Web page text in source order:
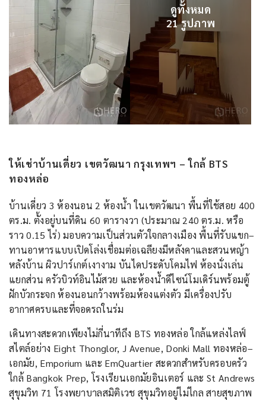
ดูทั้งหมด
21 รูปภาพ
ให้เช่าบ้านเดี่ยว เขตวัฒนา กรุงเทพฯ – ใกล้ BTS
ทองหล่อ
บ้านเดี่ยว 3 ห้องนอน 2 ห้องน้ำ ในเขตวัฒนา พื้นที่ใช้สอย 400
ตร.ม. ตั้งอยู่บนที่ดิน 60 ตารางวา (ประมาณ 240 ตร.ม. หรือ
ราว 0.15 ไร่) มอบความเป็นส่วนตัวใจกลางเมือง พื้นที่รับแขก–
ทานอาหารแบบเปิดโล่งเชื่อมต่อเฉลียงมีหลังคาและสวนหญ้า
หลังบ้าน ผิวปาร์เกต์เงางาม บันไดประดับโคมไฟ ห้องนั่งเล่น
แยกส่วน ครัวบิวท์อินไม้สวย และห้องน้ำดีไซน์โมเดิร์นพร้อมตู้
ฝักบัวกระจก ห้องนอนกว้างพร้อมห้องแต่งตัว มีเครื่องปรับ
อากาศครบและที่จอดรถในร่ม
เดินทางสะดวกเพียงไม่กี่นาทีถึง BTS ทองหล่อ ใกล้แหล่งไลฟ์
สไตล์อย่าง Eight Thonglor, J Avenue, Donki Mall ทองหล่อ–
เอกมัย, Emporium และ EmQuartier สะดวกสำหรับครอบครัว
ใกล้ Bangkok Prep, โรงเรียนเอกมัยอินเตอร์ และ St Andrews
สุขุมวิท 71 โรงพยาบาลสมิติเวช สุขุมวิทอยู่ไม่ไกล สายสุขภาพ